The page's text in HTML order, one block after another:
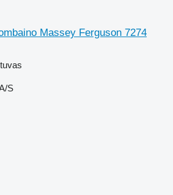
Massey Ferguson 7274
S